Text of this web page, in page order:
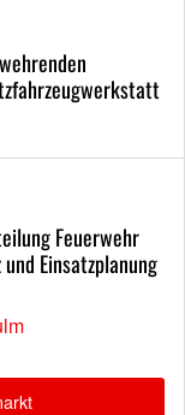
Feuerwehr
Einsatzplanung